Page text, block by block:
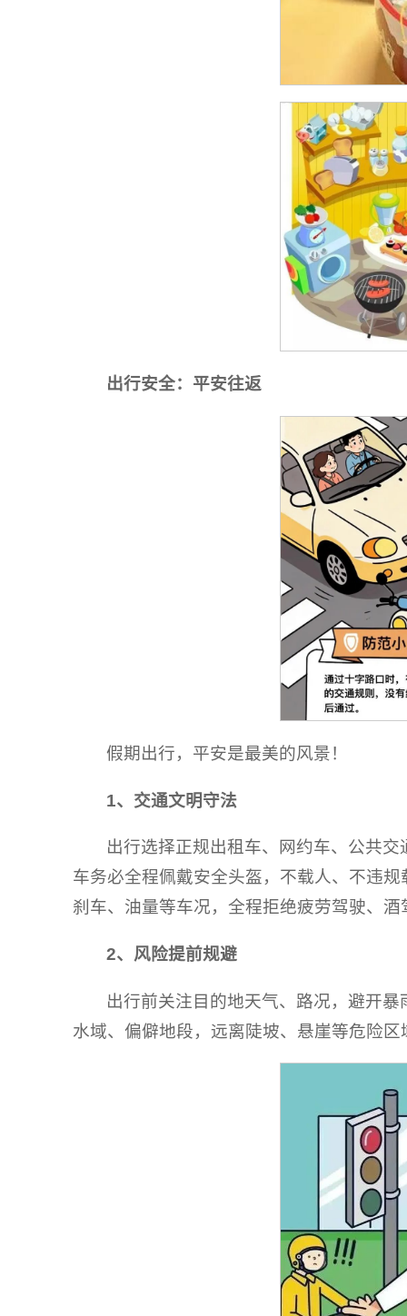
出行安全：平安往返
假期出行，平安是最美的风景！
1、 交通文明守法
出行选择正规出租车、网约车、公共
车务必全程佩戴安全头盔，不载人、不违
刹车、油量等车况，全程拒绝疲劳驾驶、酒
2、 风险提前规避
出行前关注目的地天气、路况，避开
水域、偏僻地段，远离陡坡、悬崖等危险